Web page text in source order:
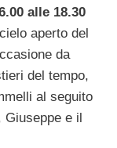
alle 18.30
aperto del
da
del tempo,
al seguito
e il